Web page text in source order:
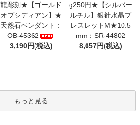
龍彫刻★【ゴールド
オブシディアン】★
天然石ペンダント：
OB-45362
3,190円(税込)
g250円★【シルバー
ルチル】銀針水晶ブ
レスレットM★10.5
mm：SR-44802
8,657円(税込)
もっと見る